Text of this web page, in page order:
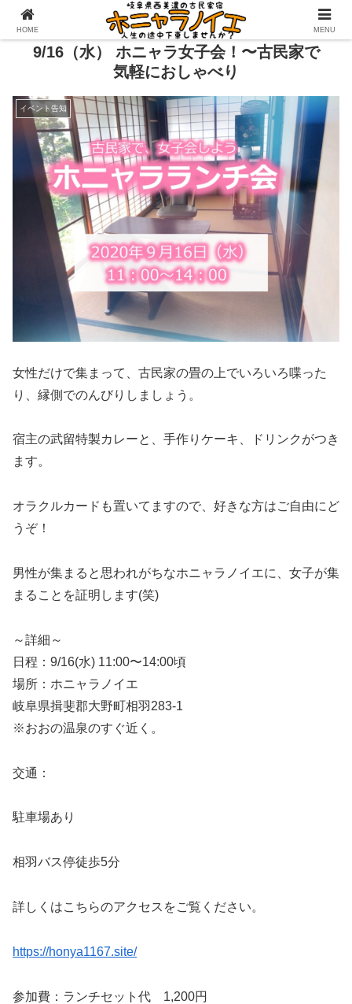
9/16（水） ホニャラ女子会！〜古民家で
気軽におしゃべり
イベント告知
女性だけで集まって、古民家の畳の上でいろいろ喋った
り、縁側でのんびりしましょう。
宿主の武留特製カレーと、手作りケーキ、ドリンクがつき
ます。
オラクルカードも置いてますので、好きな方はご自由にど
うぞ！
男性が集まると思われがちなホニャラノイエに、女子が集
まることを証明します(笑)
～詳細～
日程：9/16(水) 11:00〜14:00頃
場所：ホニャラノイエ
岐阜県揖斐郡大野町相羽283-1
※おおの温泉のすぐ近く。
交通：
駐車場あり
相羽バス停徒歩5分
詳しくはこちらのアクセスをご覧ください。
https://honya1167.site/
参加費：ランチセット代 1,200円
HOME MENU